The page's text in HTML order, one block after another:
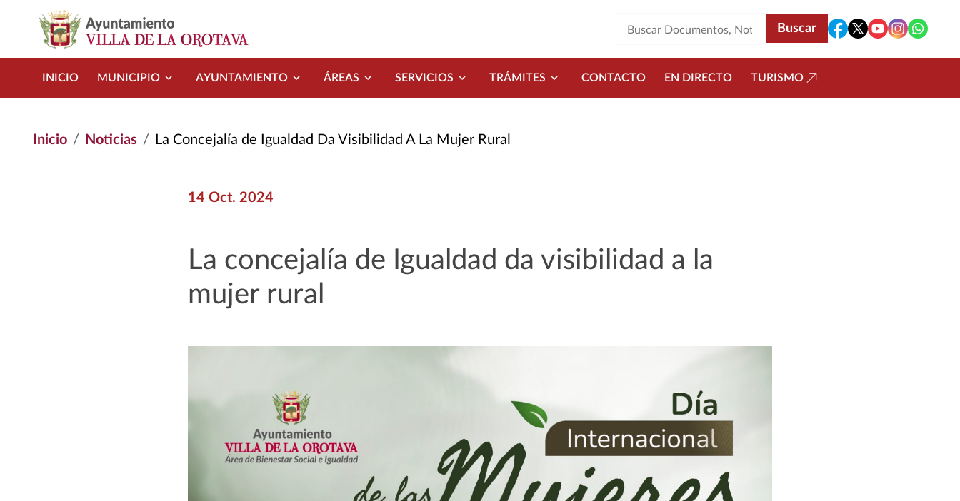
INICIO MUNICIPIO AYUNTAMIENTO ÁREAS SERVICIOS TRÁMITES CONTACTO EN DIRECTO TURISMO
Inicio Noticias La Concejalía de Igualdad Da Visibilidad A La Mujer Rural
14 Oct. 2024
La concejalía de Igualdad da visibilidad a la
mujer rural